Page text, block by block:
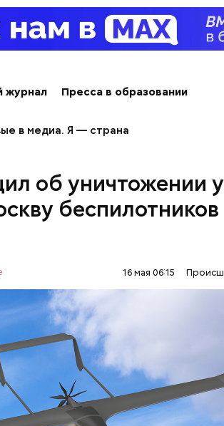
журнал
Пресса в образовании
в медиа. Я — страна
об уничтожении
беспилотников
16 мая 06:15
что в результате удара ВСУ
погибла пенсионерка
, еще две
атаковал украинский